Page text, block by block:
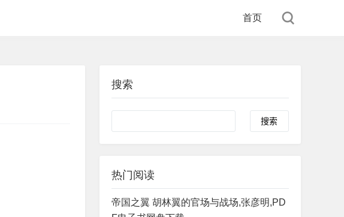
首页
搜索
Search
热门阅读
帝国之翼 胡林翼的官场与战场,张彦明,PD